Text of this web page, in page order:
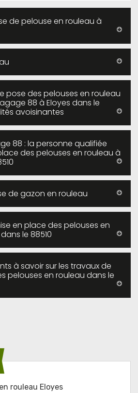
de pelouse en rouleau à
pose des pelouses en rouleau
88 à Eloyes dans le
avoisinantes
88 : la personne qualifiée
des pelouses en rouleau à
de gazon en rouleau
en place des pelouses en
le 88510
à savoir sur les travaux de
pelouses en rouleau dans le
rouleau Eloyes